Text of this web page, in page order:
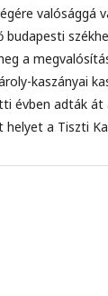
valósággá
budapesti
a
kaszányai
évben adták
a Tiszti